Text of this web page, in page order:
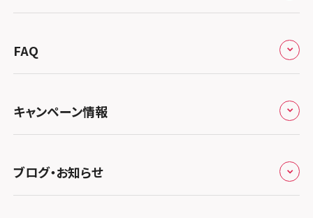
スマホスピタル宇都宮
スマホスピタル 高崎
スマホスピタル鴻巣
スマホスピタル テルル三芳
スマホスピタル 熊谷
スマホスピタル ゲオデジタルベース川口元郷
スマホスピタル埼玉大宮
北陸・甲信越
スマホスピタルアル・プラザ小松
スマホスピタル 北陸総合修理センター
スマホスピタル 長野
東海
スマホスピタル岐阜
スマホスピタル 浜松
スマホスピタル静岡パルコ
スマホスピタル 藤枝
スマホスピタル名古屋駅前
関西
スマホスピタル 大阪梅田
スマホスピタル by デジホ 梅田地下（うめちか）
スマホスピタル京橋
中国・四国
スマホスピタル岡山駅前
スマホスピタル by デジホ マークイズ福岡もも
ち
会社概要
総務省登録業者
特定商取引法に関する表記
プライバシーポリシー
郵送修理依頼
郵送修理の流れ
FAQ
キャンペーン情報
キャンペーン一覧
ブログ・お知らせ